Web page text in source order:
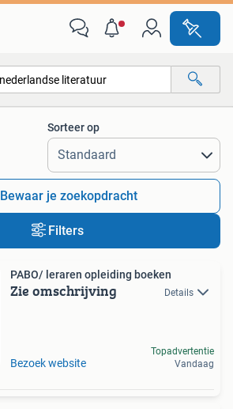
Alle afstanden…
Sorteer op
Bewaar je zoekopdracht
Filters
PABO/ leraren opleiding boeken
Zie omschrijving Details
Bezoek website
Topadvertentie
Vandaag